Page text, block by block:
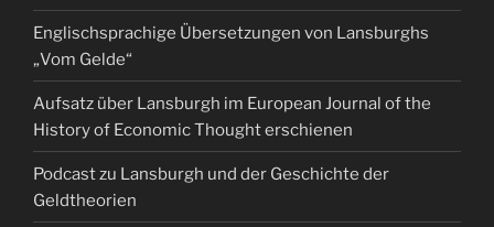
Englischsprachige Übersetzungen von Lansburghs
„Vom Gelde“
Aufsatz über Lansburgh im European Journal of the
History of Economic Thought erschienen
Podcast zu Lansburgh und der Geschichte der
Geldtheorien